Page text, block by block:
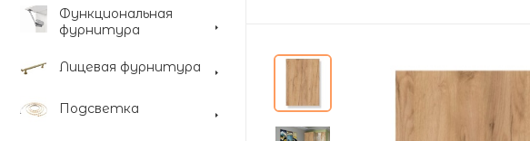
Функциональная
фурнитура
Лицевая фурнитура
Подсветка